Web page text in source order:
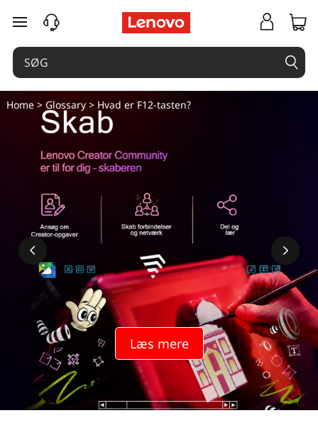
H
a
d
t
spring til hovedindhold
Læs mere
Home> Glossary> Hvad er F12-tasten?